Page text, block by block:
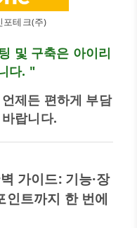
포테크(주)
및 구축은 아이리
다. "
제든 편하게 부담
랍니다.
가이드: 기능·장
인트까지 한 번에